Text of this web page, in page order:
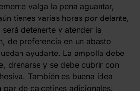
valga la pena aguantar,
tienes varias horas por delante,
será detenerte y atender la
de preferencia en un abasto
ayudarte. La ampolla debe
drenarse y se debe cubrir con
También es buena idea
par de calcetines adicionales.